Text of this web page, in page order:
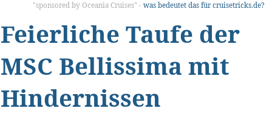
"sponsored by Oceania Cruises" - was bedeutet das für cruisetricks.de?
Feierliche Taufe der
MSC Bellissima mit
Hindernissen